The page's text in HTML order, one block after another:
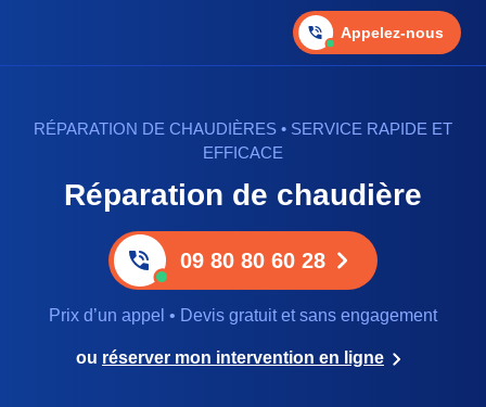
Appelez-nous
RÉPARATION DE CHAUDIÈRES • SERVICE RAPIDE ET
EFFICACE
Réparation de chaudière
09 80 80 60 28
Prix d’un appel • Devis gratuit et sans engagement
ou réserver mon intervention en ligne